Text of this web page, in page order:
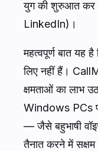
युग की शुरुआत कर
LinkedIn)।
महत्वपूर्ण बात यह
लिए नहीं हैं।
क्षमताओं का लाभ
Windows PCs
— जैसे बहुभाषी
तैनात करने में